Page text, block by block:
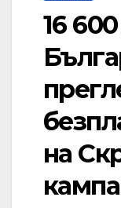
16
на